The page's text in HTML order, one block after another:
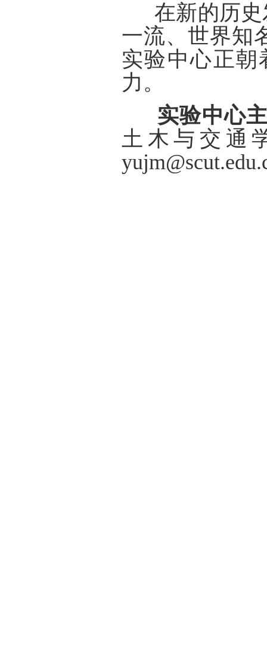
在新的历史
一流、世界知
实验中心正
力。
实验中心主
土木与交通
yujm